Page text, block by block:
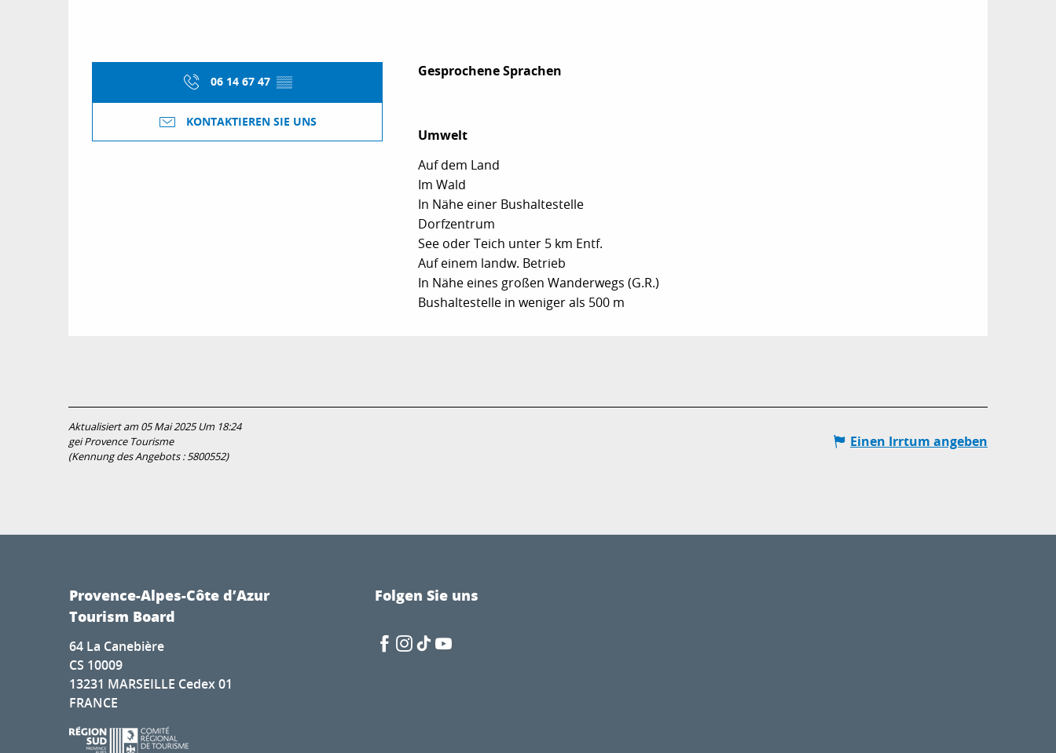
06 14 67 47 ▒▒
KONTAKTIEREN SIE UNS
Gesprochene Sprachen
Gesprochene Sprachen
Umwelt
Umwelt
Auf dem Land
Im Wald
In Nähe einer Bushaltestelle
Dorfzentrum
See oder Teich unter 5 km Entf.
Auf einem landw. Betrieb
In Nähe eines großen Wanderwegs (G.R.)
Bushaltestelle in weniger als 500 m
Aktualisiert am 05 Mai 2025 Um 18:24
gei Provence Tourisme
(Kennung des Angebots :5800552)
Einen Irrtum angeben
Provence-Alpes-Côte d’Azur
Tourism Board
64 La Canebière
CS 10009
13231 MARSEILLE Cedex 01
FRANCE
Folgen Sie uns